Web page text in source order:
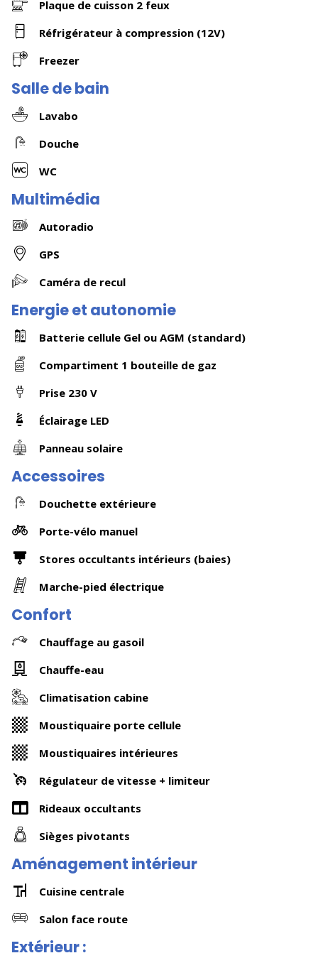
Plaque de cuisson 2 feux
Réfrigérateur à compression (12V)
Freezer
Salle de bain
Lavabo
Douche
WC
Multimédia
Autoradio
GPS
Caméra de recul
Energie et autonomie
Batterie cellule Gel ou AGM (standard)
Compartiment 1 bouteille de gaz
Prise 230 V
Éclairage LED
Panneau solaire
Accessoires
Douchette extérieure
Porte-vélo manuel
Stores occultants intérieurs (baies)
Marche-pied électrique
Confort
Chauffage au gasoil
Chauffe-eau
Climatisation cabine
Moustiquaire porte cellule
Moustiquaires intérieures
Régulateur de vitesse + limiteur
Rideaux occultants
Sièges pivotants
Aménagement intérieur
Cuisine centrale
Salon face route
Extérieur :